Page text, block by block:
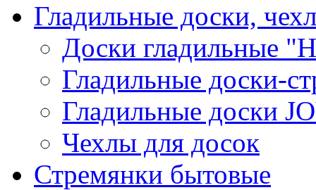
Гладильные доски,
Доски гладильные
Гладильные доски-
Гладильные доски
Чехлы для досок
Стремянки бытовые